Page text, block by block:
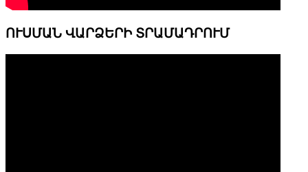
ՈՒՍՄԱՆ ՎԱՐՁԵՐԻ ՏՐԱՄԱԴՐՈՒՄ